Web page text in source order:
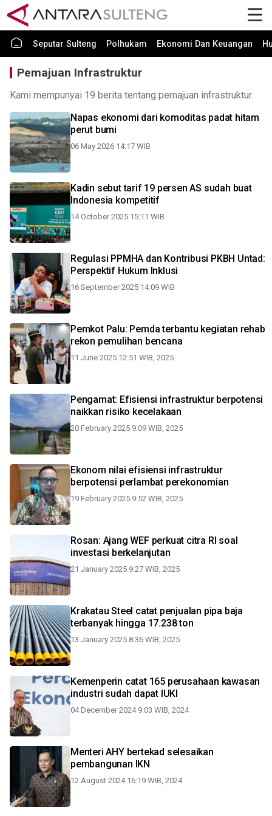
Seputar Sulteng Polhukam Ekonomi Dan Keuangan
Pemajuan Infrastruktur
Kami mempunyai 19 berita tentang pemajuan infrastruktur.
Napas ekonomi dari komoditas padat hitam
perut bumi
06 May 2026 14:17 WIB
Kadin sebut tarif 19 persen AS sudah buat
Indonesia kompetitif
14 October 2025 15:11 WIB
Regulasi PPMHA dan Kontribusi PKBH Untad:
Perspektif Hukum Inklusi
16 September 2025 14:09 WIB
Pemkot Palu: Pemda terbantu kegiatan rehab
rekon pemulihan bencana
11 June 2025 12:51 WIB, 2025
Pengamat: Efisiensi infrastruktur berpotensi
naikkan risiko kecelakaan
20 February 2025 9:09 WIB, 2025
Ekonom nilai efisiensi infrastruktur
berpotensi perlambat perekonomian
19 February 2025 9:52 WIB, 2025
Rosan: Ajang WEF perkuat citra RI soal
investasi berkelanjutan
21 January 2025 9:27 WIB, 2025
Krakatau Steel catat penjualan pipa baja
terbanyak hingga 17.238 ton
13 January 2025 8:36 WIB, 2025
Kemenperin catat 165 perusahaan kawasan
industri sudah dapat IUKI
04 December 2024 9:03 WIB, 2024
Menteri AHY bertekad selesaikan
pembangunan IKN
12 August 2024 16:19 WIB, 2024